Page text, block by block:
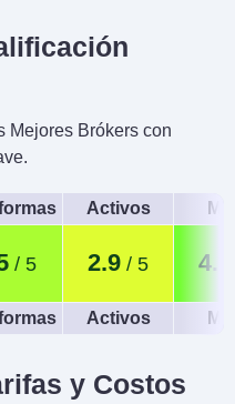
Mejores Brókers con
Activos
2.9 4.2
Activos
y Costos